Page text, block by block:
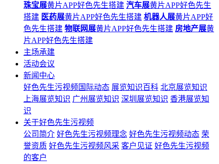
珠宝展黄片APP好色先生搭建 汽车展黄片APP好色先生
搭建 医药展黄片APP好色先生搭建 机器人展黄片APP好
色先生搭建 物联网展黄片APP好色先生搭建 房地产展黄
片APP好色先生搭建
主场承建
活动会议
新闻中心
好色先生污视频国际动态 展览知识百科 北京展览知识
上海展览知识 广州展览知识 深圳展览知识 香港展览知
识
关于好色先生污视频
公司简介 好色先生污视频理念 好色先生污视频动态 荣
誉资质 好色先生污视频风采 客户见证 好色先生污视频
的客户